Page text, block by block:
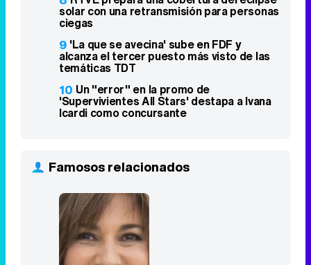
solar con una retransmisión para personas
ciegas
9 'La que se avecina' sube en FDF y
alcanza el tercer puesto más visto de las
temáticas TDT
10 Un "error" en la promo de
'Supervivientes All Stars' destapa a Ivana
Icardi como concursante
Famosos relacionados